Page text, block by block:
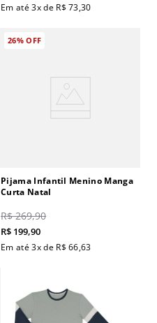
Em até3x de R$ 73,30
26%OFF
Pijama Infantil Menino Manga
Curta Natal
R$ 269,90
R$ 199,90
Em até3x de R$ 66,63